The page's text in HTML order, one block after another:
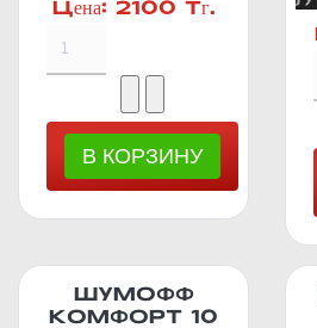
Цена: 2100 Тг.
ШУМОФФ
КОМФОРТ 10